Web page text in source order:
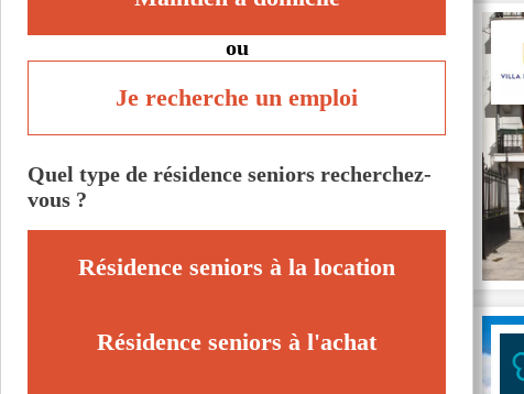
ou
Je recherche un emploi
Quel type de résidence seniors recherchez-
vous ?
Résidence seniors à la location
Résidence seniors à l'achat